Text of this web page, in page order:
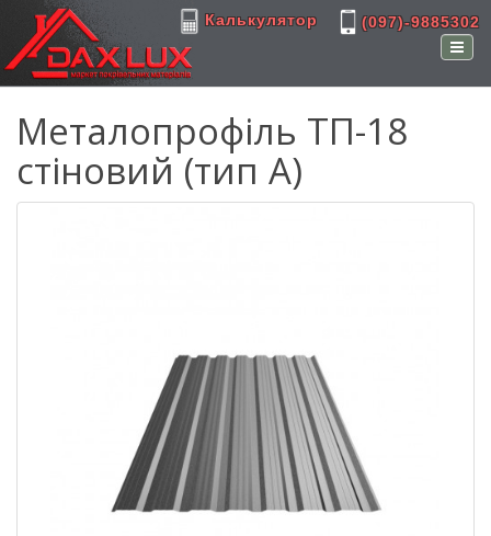
(097)-9885302
Калькулятор
Металопрофіль ТП-18
стіновий (тип А)